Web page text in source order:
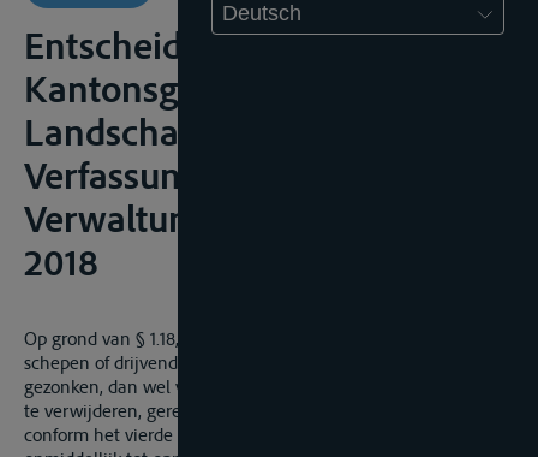
Deutsch
Entscheid des
Kantonsgerichts Basel-
Landschaft, Abteilung
Verfassungs- und
Verwaltungsrecht , 21 maart
2018
Op grond van § 1.18, derde lid RPR wordt de verplichting
schepen of drijvende voorwerpen die zijn vastgevaren of
gezonken, dan wel voorwerpen die zijn verloren, uit de rivier
te verwijderen, geregeld door de nationale wetgeving, terwijl
conform het vierde lid van dit artikel de bevoegde autoriteit